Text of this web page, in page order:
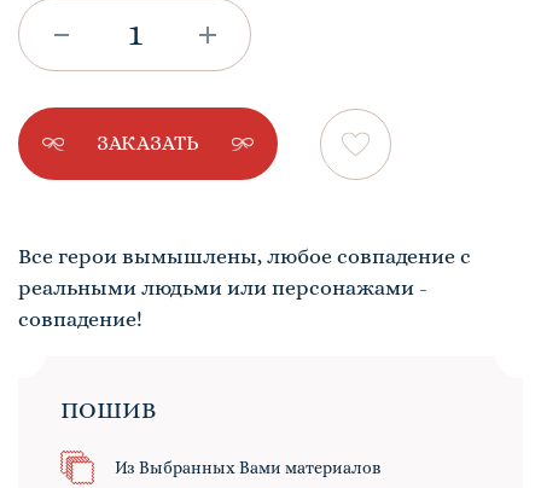
ЗАКАЗАТЬ
Все герои вымышлены, любое совпадение с
реальными людьми или персонажами -
совпадение!
ПОШИВ
Из Выбранных Вами материалов